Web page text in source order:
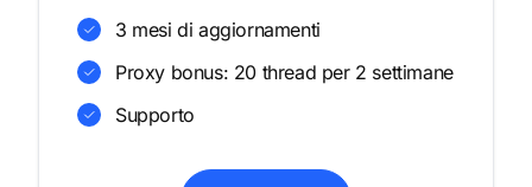
3 mesi di aggiornamenti
Proxy bonus: 20 thread per 2 settimane
Supporto